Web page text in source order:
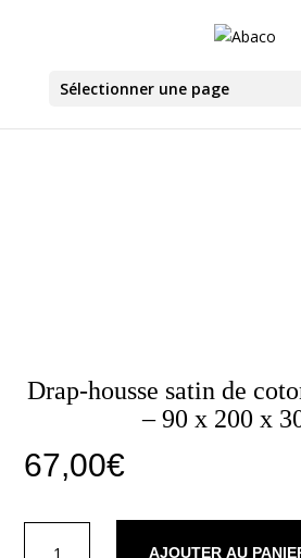
Sélectionner une page
Drap-housse satin de
– 90 x 200 x
67,00€
AJOUTER AU